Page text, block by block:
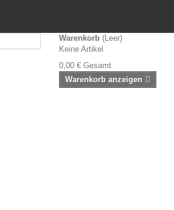
Warenkorb (Leer)
Keine Artikel
0,00 € Gesamt
Warenkorb anzeigen